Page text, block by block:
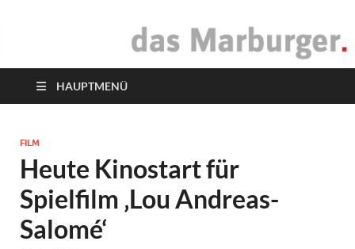
das Marburger.
HAUPTMENÜ
FILM
Heute Kinostart für
Spielfilm ‚Lou Andreas-
Salomé‘